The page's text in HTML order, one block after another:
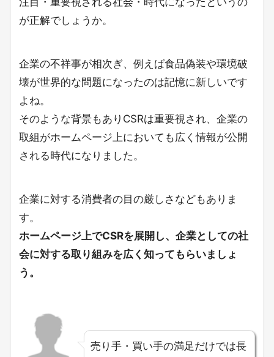
が正解でしょうか。
企業の不祥事が相次ぎ、例えば食品偽装や環境破
壊が世界的な問題になったのは記憶に新しいです
よね。
そのような背景もありCSRは重要視され、企業の
取組がホームページ上においても広く情報が公開
される時代になりました。
企業に対する消費者の目の厳しさなどもありま
す。
ホームページ上でCSRを展開し、企業としての社
会に対する取り組みを広く知ってもらいましょ
う。
売り手・買い手の満足だけでは長